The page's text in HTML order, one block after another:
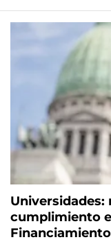
Universidades:
cumplimiento
Financiamiento